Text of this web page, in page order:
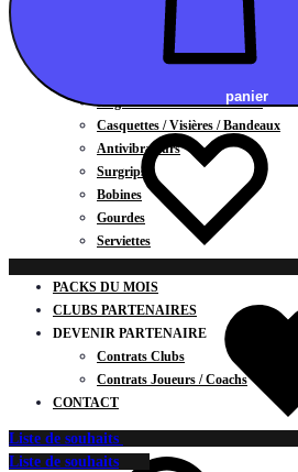
CARTES CADEAUX
Poignets / Manchettes / Gants
Casquettes / Visières / Bandeaux
Antivibrateurs
Surgrips
Bobines
Gourdes
Serviettes
PACKS DU MOIS
CLUBS PARTENAIRES
DEVENIR PARTENAIRE
Contrats Clubs
Contrats Joueurs / Coachs
CONTACT
panier
Liste de souhaits
Liste de souhaits